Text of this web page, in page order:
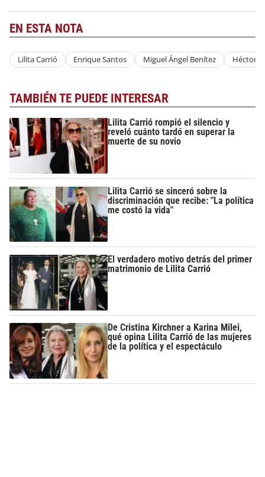
EN ESTA NOTA
Lilita Carrió Enrique Santos Miguel Ángel Benítez Héctor
TAMBIÉN TE PUEDE INTERESAR
Lilita Carrió rompió el silencio y
reveló cuánto tardó en superar la
muerte de su novio
Lilita Carrió se sinceró sobre la
discriminación que recibe: "La política
me costó la vida"
El verdadero motivo detrás del primer
matrimonio de Lilita Carrió
De Cristina Kirchner a Karina Milei,
qué opina Lilita Carrió de las mujeres
de la política y el espectáculo